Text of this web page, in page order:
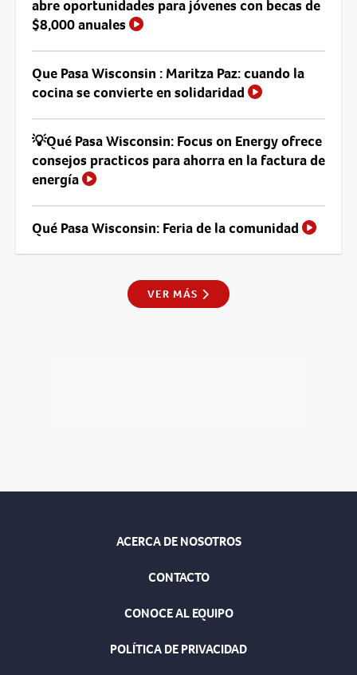
abre oportunidades para jóvenes con becas de
$8,000 anuales
Que Pasa Wisconsin : Maritza Paz: cuando la
cocina se convierte en solidaridad
💡Qué Pasa Wisconsin: Focus on Energy ofrece
consejos practicos para ahorra en la factura de
energía
Qué Pasa Wisconsin: Feria de la comunidad
VER MÁS
ACERCA DE NOSOTROS
CONTACTO
CONOCE AL EQUIPO
POLÍTICA DE PRIVACIDAD